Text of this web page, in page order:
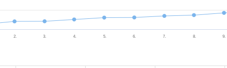
2. 3. 4. 5. 6. 7. 8. 9.